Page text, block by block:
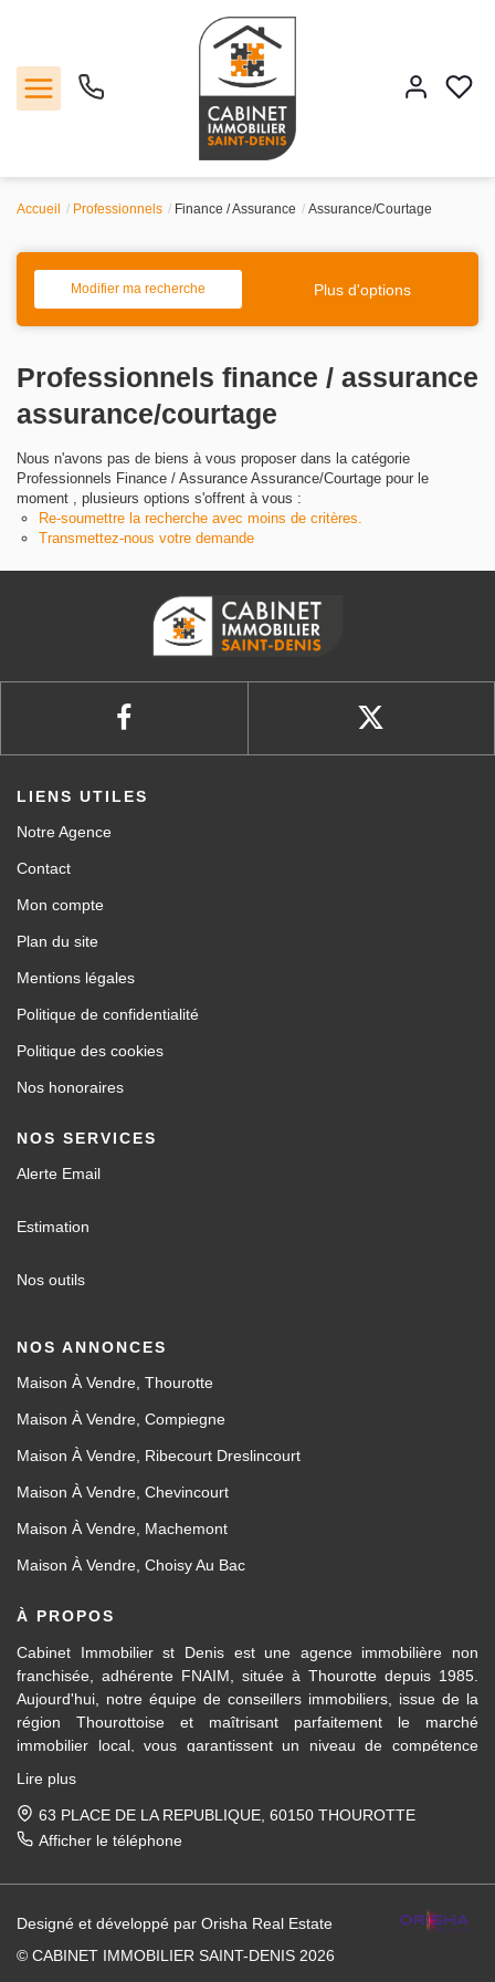
Location
Agence
Contact
Accueil Professionnels Finance / Assurance Assurance/Courtage
Modifier ma recherche Plus d'options
Professionnels finance / assurance
assurance/courtage
Nous n'avons pas de biens à vous proposer dans la catégorie
Professionnels Finance / Assurance Assurance/Courtage pour le
moment , plusieurs options s'offrent à vous :
Re-soumettre la recherche avec moins de critères.
Transmettez-nous votre demande
LIENS UTILES
Notre Agence
Contact
Mon compte
Plan du site
Mentions légales
Politique de confidentialité
Politique des cookies
Nos honoraires
NOS SERVICES
Alerte Email
Estimation
Nos outils
NOS ANNONCES
Maison À Vendre, Thourotte
Maison À Vendre, Compiegne
Maison À Vendre, Ribecourt Dreslincourt
Maison À Vendre, Chevincourt
Maison À Vendre, Machemont
Maison À Vendre, Choisy Au Bac
À PROPOS
Cabinet Immobilier st Denis est une agence immobilière non
franchisée, adhérente FNAIM, située à Thourotte depuis 1985.
Aujourd'hui, notre équipe de conseillers immobiliers, issue de la
région Thourottoise et maîtrisant parfaitement le marché
immobilier local, vous garantissent un niveau de compétence
immobilière ainsi qu'en location et gestion.
Des formations régulières dispensées en interne et par la FNAIM,
Pour la vente de votre maison, appartement, terrain, immeuble
entre Ressons-sur-Matz et Attichy et sur tous les villages et
communes entre Compiègne et Noyon, nous mettons notre
Lire plus
63 PLACE DE LA REPUBLIQUE, 60150 THOUROTTE
Afficher le téléphone
Designé et développé par Orisha Real Estate
© CABINET IMMOBILIER SAINT-DENIS 2026